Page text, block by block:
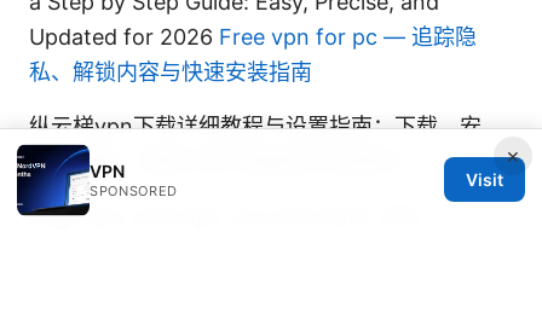
Updated for 2026 Free vpn for pc — 追踪隐
私、解锁内容与快速安装指南
纵云梯vpn下载详细教程与设置指南：下载、安
装、配置、测速与在中国使用注意事项
Edge vpn mod apk 1.1.5 and safer VPN
×
VPN
SPONSORED
Visit